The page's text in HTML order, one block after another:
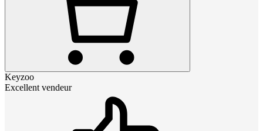
Keyzoo
Excellent vendeur